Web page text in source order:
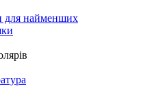
для найменших